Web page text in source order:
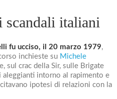
scandali italiani
fu ucciso, il 20 marzo 1979,
inchieste su Michele
sul crac della Sir, sulle Brigate
aleggianti intorno al rapimento e
ipotesi di relazioni con la